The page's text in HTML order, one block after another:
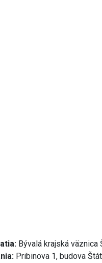
Bývalá krajská väznica
Pribinova 1, budova